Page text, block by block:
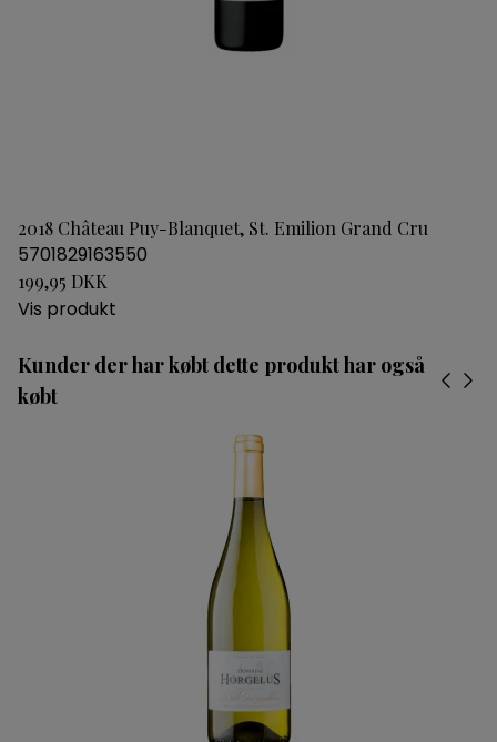
2018 Château Puy-Blanquet, St. Emilion Grand Cru
5701829163550
199,95 DKK
Vis produkt
Kunder der har købt dette produkt har også
købt